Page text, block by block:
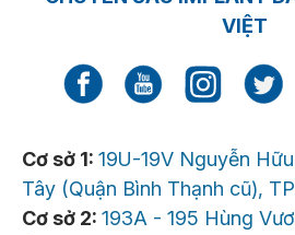
VIỆT
Cơ sở 1: 19U-19V Nguyễn
Tây (Quận Bình Thạnh cũ),
Cơ sở 2: 193A - 195 Hùng